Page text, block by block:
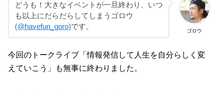
ゴロウ
どうも！大きなイベントが一旦終わり、いつ
も以上にだらだらしてしまうゴロウ
(@havefun_goro)です。
今回のトークライブ「情報発信して人生を自分らしく変
えていこう」も無事に終わりました。